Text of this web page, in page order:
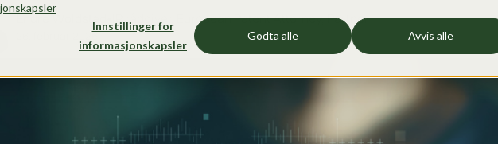
Innstillinger for
informasjonskapsler
Godta alle Avvis alle
Endre Woldstad IP rådgiver, European Patent Attorney, Partner
26. februar 2026